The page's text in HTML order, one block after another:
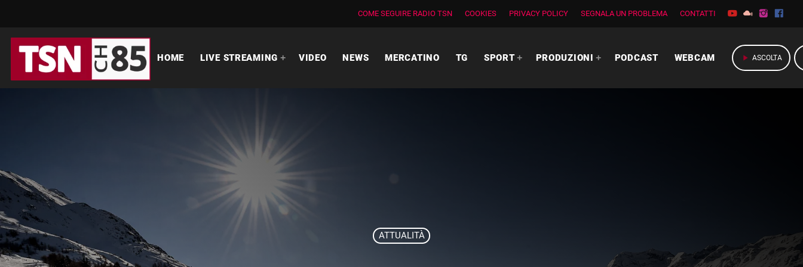
COME SEGUIRE RADIO TSN COOKIES PRIVACY POLICY SEGNALA UN PROBLEMA CONTATTI
HOME LIVE STREAMING VIDEO NEWS MERCATINO TG SPORT PRODUZIONI PODCAST WEBCAM play_arrow ASCOLTA
ATTUALITÀ